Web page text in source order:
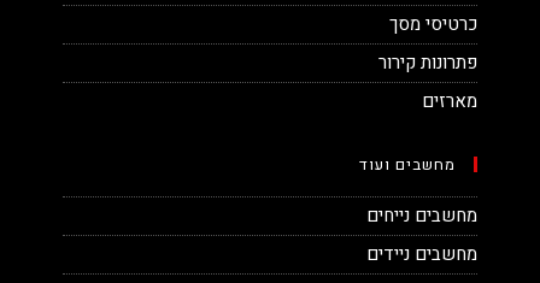
כרטיסי מסך
פתרונות קירור
מארזים
מחשבים ועוד
מחשבים נייחים
מחשבים ניידים